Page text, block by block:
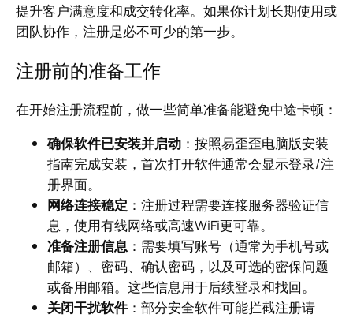
提升客户满意度和成交转化率。如果你计划长期使用或
团队协作，注册是必不可少的第一步。
注册前的准备工作
在开始注册流程前，做一些简单准备能避免中途卡顿：
确保软件已安装并启动 ：按照易歪歪电脑版安装
指南完成安装，首次打开软件通常会显示登录/注
册界面。
网络连接稳定 ：注册过程需要连接服务器验证信
息，使用有线网络或高速WiFi更可靠。
准备注册信息 ：需要填写账号（通常为手机号或
邮箱）、密码、确认密码，以及可选的密保问题
或备用邮箱。这些信息用于后续登录和找回。
关闭干扰软件 ：部分安全软件可能拦截注册请